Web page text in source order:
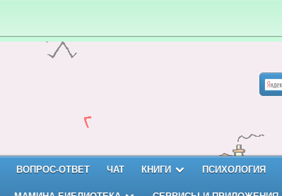
ВОПРОС-ОТВЕТ ЧАТ КНИГИ ПСИХОЛОГИЯ